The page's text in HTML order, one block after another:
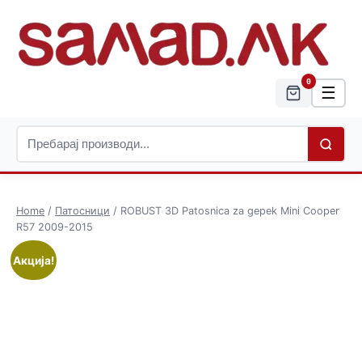
0
☰
Home / Патосници / ROBUST 3D Patosnica za gepek Mini Cooper
R57 2009-2015
Акција!